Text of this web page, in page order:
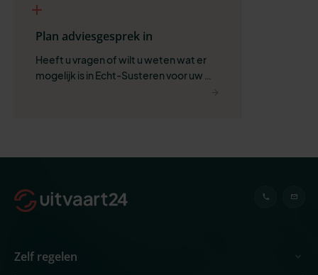
Plan adviesgesprek in
Heeft u vragen of wilt u weten wat er
mogelijk is in Echt-Susteren voor uw
Zelf regelen